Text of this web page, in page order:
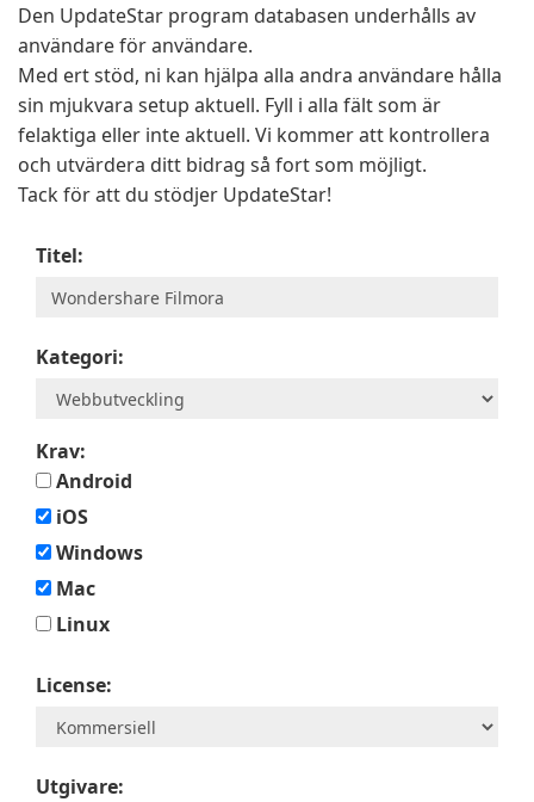
Den UpdateStar program databasen underhålls av
användare för användare.
Med ert stöd, ni kan hjälpa alla andra användare hålla
sin mjukvara setup aktuell. Fyll i alla fält som är
felaktiga eller inte aktuell. Vi kommer att kontrollera
och utvärdera ditt bidrag så fort som möjligt.
Tack för att du stödjer UpdateStar!
Titel:
Kategori:
Krav:
Android
iOS
Windows
Mac
Linux
License:
Utgivare: